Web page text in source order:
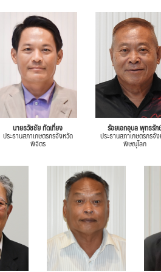
นายธวัชชัย ทัดเที่ยง
ประธานสภาเกษตรกรจังหวัด
พิจิตร
ร้อยเอกอุบล พุทธรัก
ประธานสภาเกษตรกรจั
พิษณุโลก